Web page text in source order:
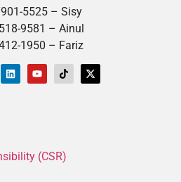
5525 – Sisy
9581 – Ainul
1950 – Fariz
(CSR)